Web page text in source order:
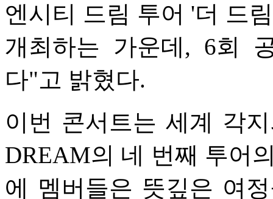
엔시티 드림 투어 '더 드
개최하는 가운데, 6회
다"고 밝혔다.
이번 콘서트는 세계 각
DREAM의 네 번째 투어
에 멤버들은 뜻깊은 여